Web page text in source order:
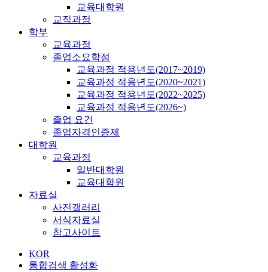
교육대학원
교직과정
학부
교육과정
졸업소요학점
교육과정 적용년도(2017~2019)
교육과정 적용년도(2020~2021)
교육과정 적용년도(2022~2025)
교육과정 적용년도(2026~)
졸업 요건
졸업자격인증제
대학원
교육과정
일반대학원
교육대학원
자료실
사진갤러리
서식자료실
참고사이트
KOR
통합검색 활성화